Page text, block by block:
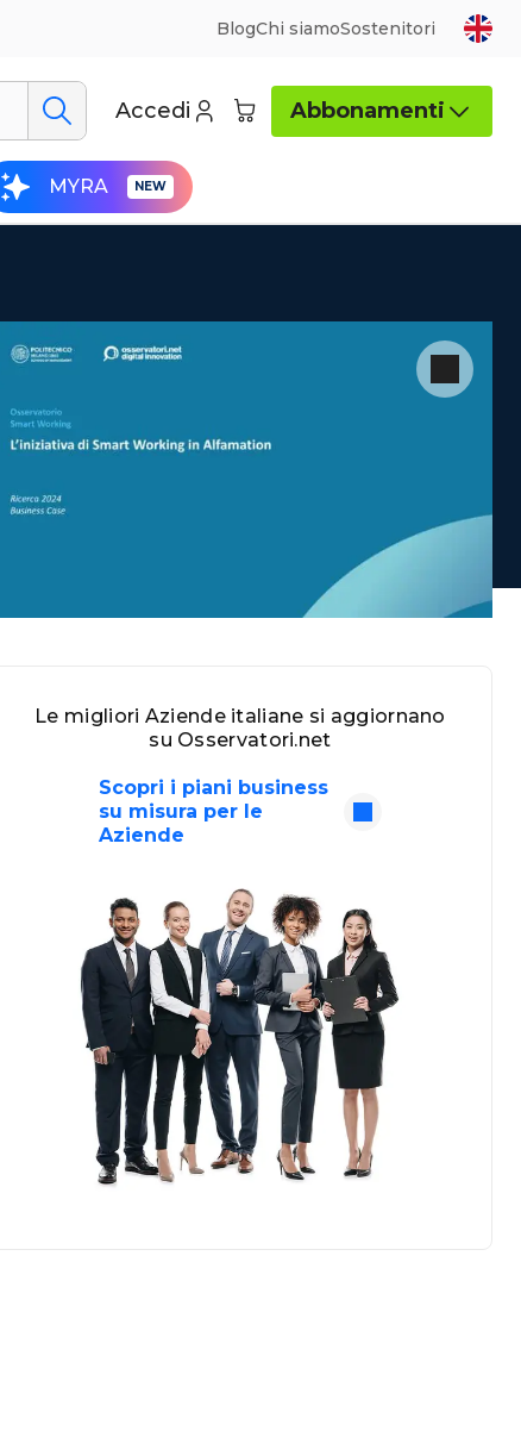
BlogChi siamoSostenitori
Accedi Abbonamenti
MYRA
Le migliori Aziende italiane si aggiornano
su Osservatori.net
Scopri i piani business
su misura per le
Aziende